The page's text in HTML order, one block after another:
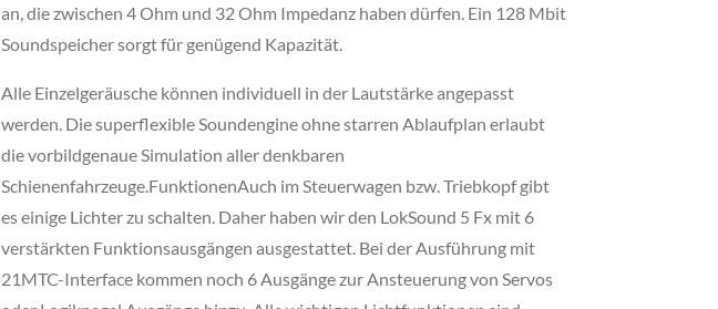
an, die zwischen 4 Ohm und 32 Ohm Impedanz haben dürfen. Ein 128 Mbit
Soundspeicher sorgt für genügend Kapazität.
Alle Einzelgeräusche können individuell in der Lautstärke angepasst
werden. Die superflexible Soundengine ohne starren Ablaufplan erlaubt
die vorbildgenaue Simulation aller denkbaren
Schienenfahrzeuge.FunktionenAuch im Steuerwagen bzw. Triebkopf gibt
es einige Lichter zu schalten. Daher haben wir den LokSound 5 Fx mit 6
verstärkten Funktionsausgängen ausgestattet. Bei der Ausführung mit
21MTC-Interface kommen noch 6 Ausgänge zur Ansteuerung von Servos